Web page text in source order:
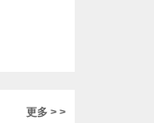
更多 > >